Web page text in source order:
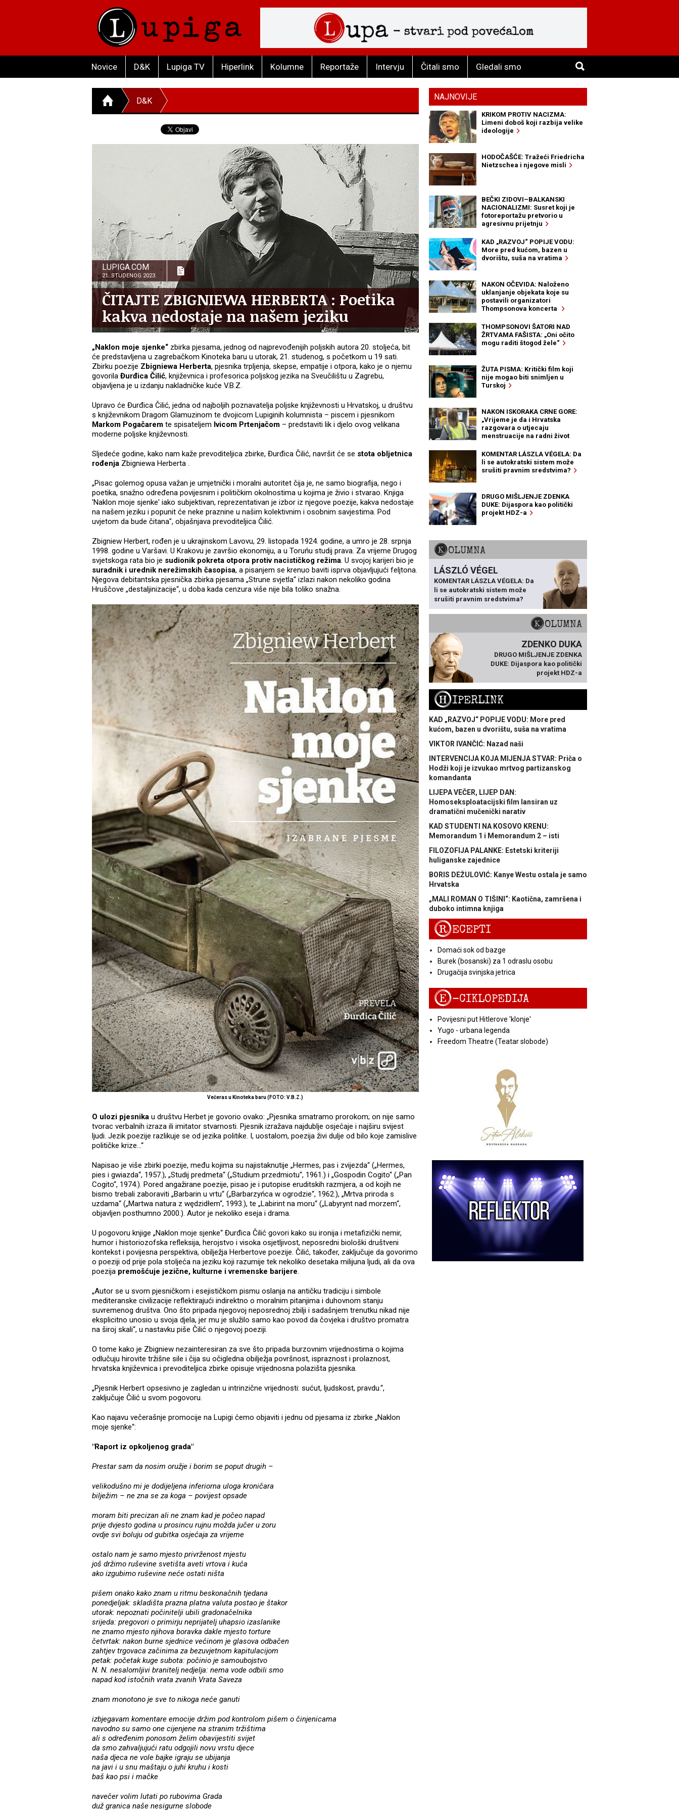
Novice D&K Lupiga TV Hiperlink Kolumne Reportaže Intervju Čitali smo Gledali smo
D&K
LUPIGA.COM
21. STUDENOG 2023.
ČITAJTE ZBIGNIEWA HERBERTA : Poetika
kakva nedostaje na našem jeziku
„Naklon moje sjenke“ zbirka pjesama, jednog od najprevođenijih poljskih autora 20. stoljeća, bit
će predstavljena u zagrebačkom Kinoteka baru u utorak, 21. studenog, s početkom u 19 sati.
Zbirku poezije Zbigniewa Herberta, pjesnika trpljenja, skepse, empatije i otpora, kako je o njemu
govorila Đurđica Čilić, književnica i profesorica poljskog jezika na Sveučilištu u Zagrebu,
objavljena je u izdanju nakladničke kuće V.B.Z.
Upravo će Đurđica Čilić, jedna od najboljih poznavatelja poljske književnosti u Hrvatskoj, u društvu
s književnikom Dragom Glamuzinom te dvojicom Lupiginih kolumnista – piscem i pjesnikom
Markom Pogačarem te spisateljem Ivicom Prtenjačom – predstaviti lik i djelo ovog velikana
moderne poljske književnosti.
Sljedeće godine, kako nam kaže prevoditeljica zbirke, Đurđica Čilić, navršit će se stota obljetnica
rođenja Zbigniewa Herberta .
„Pisac golemog opusa važan je umjetnički i moralni autoritet čija je, ne samo biografija, nego i
poetika, snažno određena povijesnim i političkim okolnostima u kojima je živio i stvarao. Knjiga
'Naklon moje sjenke' iako subjektivan, reprezentativan je izbor iz njegove poezije, kakva nedostaje
na našem jeziku i popunit će neke praznine u našim kolektivnim i osobnim savjestima. Pod
uvjetom da bude čitana", objašnjava prevoditeljica Čilić.
Zbigniew Herbert, rođen je u ukrajinskom Lavovu, 29. listopada 1924. godine, a umro je 28. srpnja
1998. godine u Varšavi. U Krakovu je završio ekonomiju, a u Toruńu studij prava. Za vrijeme Drugog
svjetskoga rata bio je sudionik pokreta otpora protiv nacističkog režima. U svojoj karijeri bio je
suradnik i urednik nerežimskih časopisa, a pisanjem se krenuo baviti isprva objavljujući feljtona.
Njegova debitantska pjesnička zbirka pjesama „Strune svjetla“ izlazi nakon nekoliko godina
Hruščove „destaljinizacije“, u doba kada cenzura više nije bila toliko snažna.
Večeras u Kinoteka baru (FOTO: V.B.Z.)
O ulozi pjesnika u društvu Herbet je govorio ovako: „Pjesnika smatramo prorokom; on nije samo
tvorac verbalnih izraza ili imitator stvarnosti. Pjesnik izražava najdublje osjećaje i najširu svijest
ljudi. Jezik poezije razlikuje se od jezika politike. I, uostalom, poezija živi dulje od bilo koje zamislive
političke krize…“
Napisao je više zbirki poezije, među kojima su najistaknutije „Hermes, pas i zvijezda“ („Hermes,
pies i gwiazda“, 1957.), „Studij predmeta“ („Studium przedmiotu“, 1961.) i „Gospodin Cogito“ („Pan
Cogito“, 1974.). Pored angažirane poezije, pisao je i putopise eruditskih razmjera, a od kojih ne
bismo trebali zaboraviti „Barbarin u vrtu“ („Barbarzyńca w ogrodzie“, 1962.), „Mrtva priroda s
uzdama“ („Martwa natura z wędzidłem“, 1993.), te „Labirint na moru“ („Labyrynt nad morzem“,
objavljen posthumno 2000.). Autor je nekoliko eseja i drama.
U pogovoru knjige „Naklon moje sjenke“ Đurđica Čilić govori kako su ironija i metafizički nemir,
humor i historiozofska refleksija, herojstvo i visoka osjetljivost, neposredni biološki društveni
kontekst i povijesna perspektiva, obilježja Herbertove poezije. Čilić, također, zaključuje da govorimo
o poeziji od prije pola stoljeća na jeziku koji razumije tek nekoliko desetaka milijuna ljudi, ali da ova
poezija premošćuje jezične, kulturne i vremenske barijere.
„Autor se u svom pjesničkom i esejističkom pismu oslanja na antičku tradiciju i simbole
mediteranske civilizacije reflektirajući indirektno o moralnim pitanjima i duhovnom stanju
suvremenog društva. Ono što pripada njegovoj neposrednoj zbilji i sadašnjem trenutku nikad nije
eksplicitno unosio u svoja djela, jer mu je služilo samo kao povod da čovjeka i društvo promatra
na široj skali“, u nastavku piše Čilić o njegovoj poeziji.
O tome kako je Zbigniew nezainteresiran za sve što pripada burzovnim vrijednostima o kojima
odlučuju hirovite tržišne sile i čija su očigledna obilježja površnost, ispraznost i prolaznost,
hrvatska književnica i prevoditeljica zbirke opisuje vrijednosna polazišta pjesnika.
„Pjesnik Herbert opsesivno je zagledan u intrinzične vrijednosti: sućut, ljudskost, pravdu.“,
zaključuje Čilić u svom pogovoru.
Kao najavu večerašnje promocije na Lupigi ćemo objaviti i jednu od pjesama iz zbirke „Naklon
moje sjenke“:
"Raport iz opkoljenog grada"
Prestar sam da nosim oružje i borim se poput drugih –
velikodušno mi je dodijeljena inferiorna uloga kroničara
bilježim – ne zna se za koga – povijest opsade
moram biti precizan ali ne znam kad je počeo napad
prije dvjesto godina u prosincu rujnu možda jučer u zoru
ovdje svi boluju od gubitka osjećaja za vrijeme
ostalo nam je samo mjesto privrženost mjestu
još držimo ruševine svetišta aveti vrtova i kuća
ako izgubimo ruševine neće ostati ništa
pišem onako kako znam u ritmu beskonačnih tjedana
ponedjeljak: skladišta prazna platna valuta postao je štakor
utorak: nepoznati počinitelji ubili gradonačelnika
srijeda: pregovori o primirju neprijatelj uhapsio izaslanike
ne znamo mjesto njihova boravka dakle mjesto torture
četvrtak: nakon burne sjednice većinom je glasova odbačen
zahtjev trgovaca začinima za bezuvjetnom kapitulacijom
petak: početak kuge subota: počinio je samoubojstvo
N. N. nesalomljivi branitelj nedjelja: nema vode odbili smo
napad kod istočnih vrata zvanih Vrata Saveza
znam monotono je sve to nikoga neće ganuti
izbjegavam komentare emocije držim pod kontrolom pišem o činjenicama
navodno su samo one cijenjene na stranim tržištima
ali s određenim ponosom želim obavijestiti svijet
da smo zahvaljujući ratu odgojili novu vrstu djece
naša djeca ne vole bajke igraju se ubijanja
na javi i u snu maštaju o juhi kruhu i kosti
baš kao psi i mačke
navečer volim lutati po rubovima Grada
duž granica naše nesigurne slobode
NAJNOVIJE
KRIKOM PROTIV NACIZMA:
Limeni doboš koji razbija velike
ideologije
HODOČAŠĆE: Tražeći Friedricha
Nietzschea i njegove misli
BEČKI ZIDOVI–BALKANSKI
NACIONALIZMI: Susret koji je
fotoreportažu pretvorio u
agresivnu prijetnju
KAD „RAZVOJ“ POPIJE VODU:
More pred kućom, bazen u
dvorištu, suša na vratima
NAKON OČEVIDA: Naloženo
uklanjanje objekata koje su
postavili organizatori
Thompsonova koncerta
THOMPSONOVI ŠATORI NAD
ŽRTVAMA FAŠISTA: „Oni očito
mogu raditi štogod žele“
ŽUTA PISMA: Kritički film koji
nije mogao biti snimljen u
Turskoj
NAKON ISKORAKA CRNE GORE:
„Vrijeme je da i Hrvatska
razgovara o utjecaju
menstruacije na radni život
KOMENTAR LÁSZLA VÉGELA: Da
li se autokratski sistem može
srušiti pravnim sredstvima?
DRUGO MIŠLJENJE ZDENKA
DUKE: Dijaspora kao politički
projekt HDZ-a
KOLUMNA
LÁSZLÓ VÉGEL
KOMENTAR LÁSZLA VÉGELA: Da
li se autokratski sistem može
srušiti pravnim sredstvima?
KOLUMNA
ZDENKO DUKA
DRUGO MIŠLJENJE ZDENKA
DUKE: Dijaspora kao politički
projekt HDZ-a
HIPERLINK
KAD „RAZVOJ“ POPIJE VODU: More pred
kućom, bazen u dvorištu, suša na vratima
VIKTOR IVANČIĆ: Nazad naši
INTERVENCIJA KOJA MIJENJA STVAR: Priča o
Hodži koji je izvukao mrtvog partizanskog
komandanta
LIJEPA VEČER, LIJEP DAN:
Homoseksploatacijski film lansiran uz
dramatični mučenički narativ
KAD STUDENTI NA KOSOVO KRENU:
Memorandum 1 i Memorandum 2 – isti
FILOZOFIJA PALANKE: Estetski kriteriji
huliganske zajednice
BORIS DEŽULOVIĆ: Kanye Westu ostala je samo
Hrvatska
„MALI ROMAN O TIŠINI“: Kaotična, zamršena i
duboko intimna knjiga
RECEPTI
Domaći sok od bazge
Burek (bosanski) za 1 odraslu osobu
Drugačija svinjska jetrica
E-CIKLOPEDIJA
Povijesni put Hitlerove 'klonje'
Yugo - urbana legenda
Freedom Theatre (Teatar slobode)